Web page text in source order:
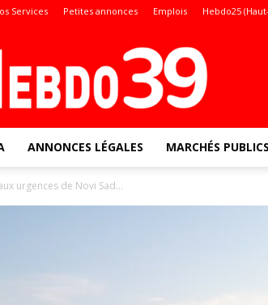
Services Petites annonces Emplois Hebdo25
ANNONCES LÉGALES MARCHÉS
urgences de Novi Sad...